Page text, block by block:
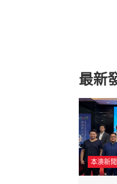
最新
本澳新聞